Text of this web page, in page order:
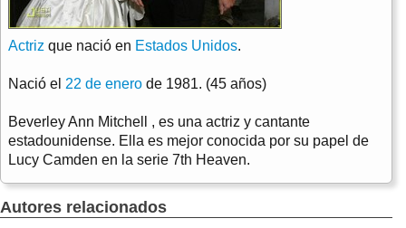
Actriz que nació en Estados Unidos.
Nació el 22 de enero de 1981. (45 años)
Beverley Ann Mitchell , es una actriz y cantante
estadounidense. Ella es mejor conocida por su papel de
Lucy Camden en la serie 7th Heaven.
Autores relacionados